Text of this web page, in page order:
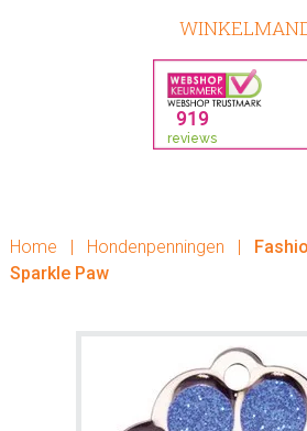
Home | Hondenpenningen |
Sparkle Paw